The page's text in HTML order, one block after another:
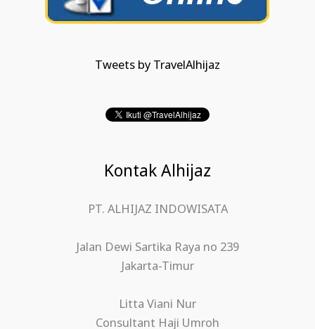
Tweets by TravelAlhijaz
Kontak Alhijaz
PT. ALHIJAZ INDOWISATA
Jalan Dewi Sartika Raya no 239
Jakarta-Timur
Litta Viani Nur
Consultant Haji Umroh